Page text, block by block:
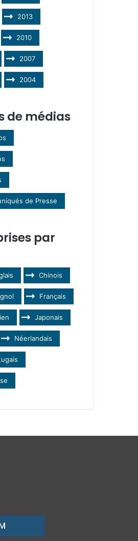
2013
2010
2007
2004
de médias
de Presse
par
Chinois
Français
Japonais
Néerlandais